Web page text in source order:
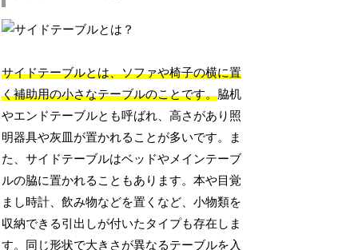
サイドテーブルとは、ソファや椅子の横に置
く補助用の小さなテーブルのことです。脇机
やエンドテーブルとも呼ばれ、高さがあり照
明器具や灰皿が置かれることが多いです。ま
た、サイドテーブルはベッドやメインテーブ
ルの脇に置かれることもあります。本や目覚
まし時計、飲み物などを置くなど、小物類を
収納できる引出しが付いたタイプも存在しま
す。同じ形状で大きさが異なるテーブルを入